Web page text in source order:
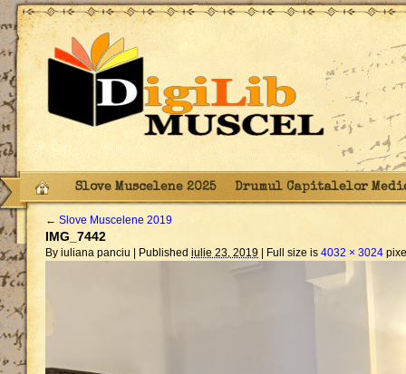
Slove Muscelene 2025 Drumul Capitalelor
← Slove Muscelene 2019
IMG_7442
By iuliana panciu | Published iulie 23, 2019 Full size is 4032 × 3024